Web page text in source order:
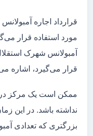
قرارداد اجاره
مورد استفاده قرار
آمبولانس شهرک
قرار می‌گیرد، اشاره
ممکن است یک مرکز
نداشته باشد. در این
بزرگتری که تعدادی